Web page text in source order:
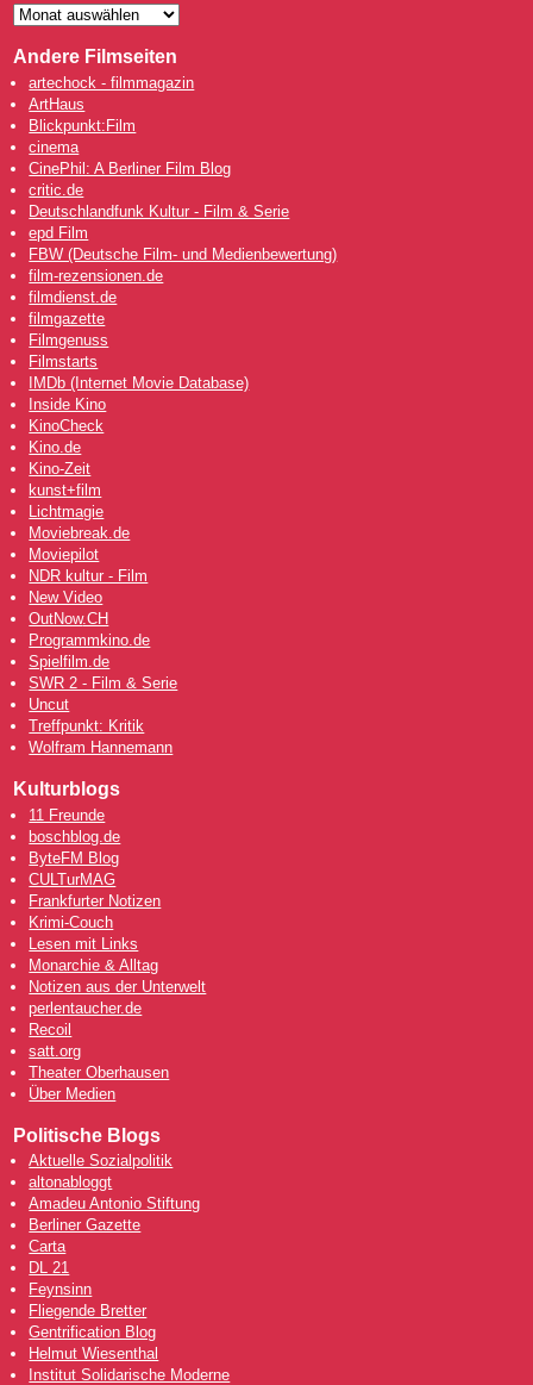
Andere Filmseiten
artechock - filmmagazin
ArtHaus
Blickpunkt:Film
cinema
CinePhil: A Berliner Film Blog
critic.de
Deutschlandfunk Kultur - Film & Serie
epd Film
FBW (Deutsche Film- und Medienbewertung)
film-rezensionen.de
filmdienst.de
filmgazette
Filmgenuss
Filmstarts
IMDb (Internet Movie Database)
Inside Kino
KinoCheck
Kino.de
Kino-Zeit
kunst+film
Lichtmagie
Moviebreak.de
Moviepilot
NDR kultur - Film
New Video
OutNow.CH
Programmkino.de
Spielfilm.de
SWR 2 - Film & Serie
Uncut
Treffpunkt: Kritik
Wolfram Hannemann
Kulturblogs
11 Freunde
boschblog.de
ByteFM Blog
CULTurMAG
Frankfurter Notizen
Krimi-Couch
Lesen mit Links
Monarchie & Alltag
Notizen aus der Unterwelt
perlentaucher.de
Recoil
satt.org
Theater Oberhausen
Über Medien
Politische Blogs
Aktuelle Sozialpolitik
altonabloggt
Amadeu Antonio Stiftung
Berliner Gazette
Carta
DL 21
Feynsinn
Fliegende Bretter
Gentrification Blog
Helmut Wiesenthal
Institut Solidarische Moderne